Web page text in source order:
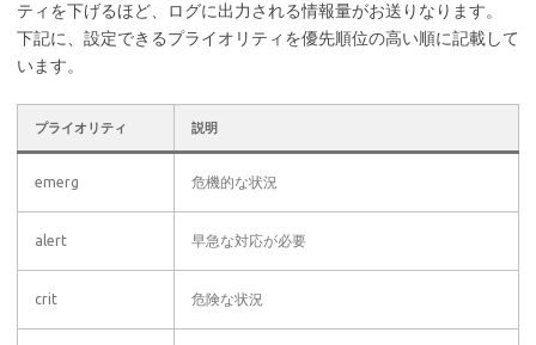
ティを下げるほど、ログに出力される情報量がお送りなります。
下記に、設定できるプライオリティを優先順位の高い順に記載して
います。
プライオリティ 説明
emerg 危機的な状況
alert 早急な対応が必要
crit 危険な状況